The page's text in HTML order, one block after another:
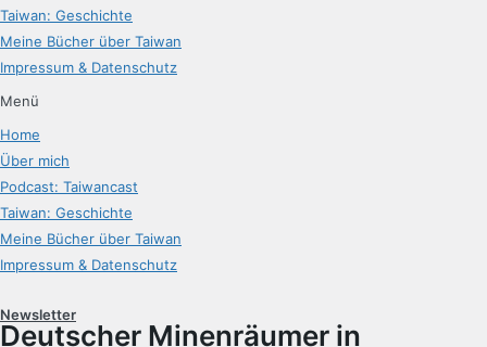
Taiwan: Geschichte
Meine Bücher über Taiwan
Impressum & Datenschutz
Menü
Home
Über mich
Podcast: Taiwancast
Taiwan: Geschichte
Meine Bücher über Taiwan
Impressum & Datenschutz
Newsletter
Deutscher Minenräumer in